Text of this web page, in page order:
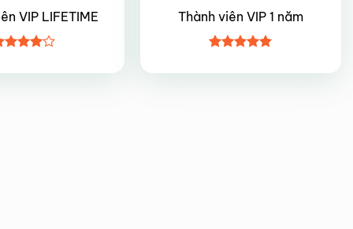
VIP LIFETIME
hạng
Thành viên VIP 1 năm
hạng55